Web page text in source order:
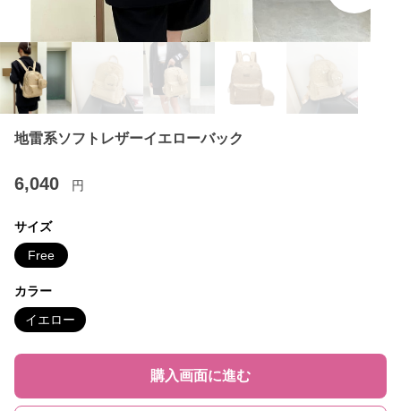
地雷系ソフトレザーイエローバック
6,040 円
サイズ
Free
カラー
イエロー
購入画面に進む